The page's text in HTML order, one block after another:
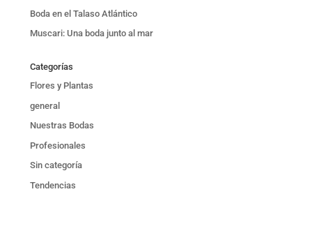
Boda en el Talaso Atlántico
Muscari: Una boda junto al mar
Categorías
Flores y Plantas
general
Nuestras Bodas
Profesionales
Sin categoría
Tendencias